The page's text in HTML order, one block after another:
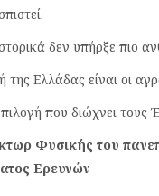
δεν υπήρξε πιο
Ελλάδας είναι οι
που διώχνει τους
Φυσικής του
Ερευνών